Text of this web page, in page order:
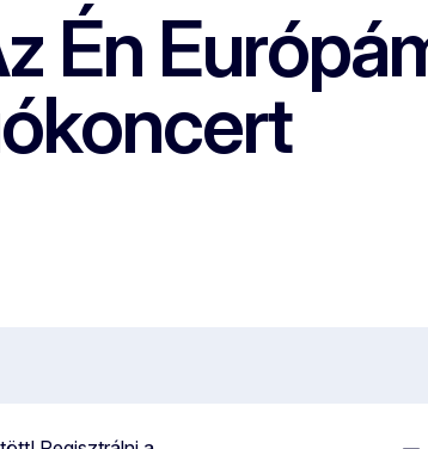
Én